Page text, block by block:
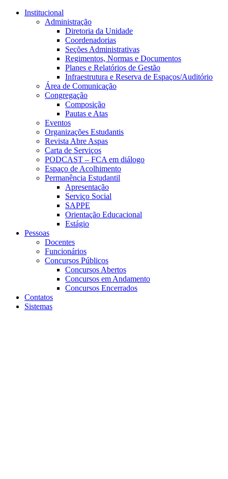
Conteúdo principal
Institucional
Administração
Diretoria da Unidade
Coordenadorias
Seções Administrativas
Regimentos, Normas e Documentos
Planes e Relatórios de Gestão
Infraestrutura e Reserva de Espaços/Auditório
Área de Comunicação
Congregação
Composição
Pautas e Atas
Eventos
Organizações Estudantis
Revista Abre Aspas
Carta de Serviços
PODCAST – FCA em diálogo
Espaço de Acolhimento
Permanência Estudantil
Apresentação
Serviço Social
SAPPE
Orientação Educacional
Estágio
Pessoas
Docentes
Funcionários
Concursos Públicos
Concursos Abertos
Concursos em Andamento
Concursos Encerrados
Contatos
Sistemas